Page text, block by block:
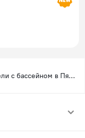
Отели с бассейном в Пярну